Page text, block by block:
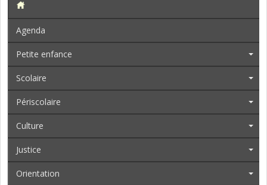
Agenda
Petite enfance
Scolaire
Périscolaire
Culture
Justice
Orientation